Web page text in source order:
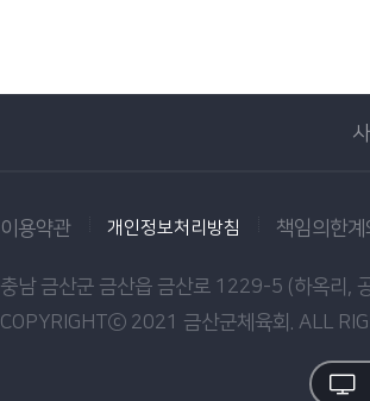
이용약관 개인정보처리방침 책임의한계
충남 금산군 금산읍 금산로 1229-5 (하옥리,
COPYRIGHTⓒ 2021 금산군체육회. ALL